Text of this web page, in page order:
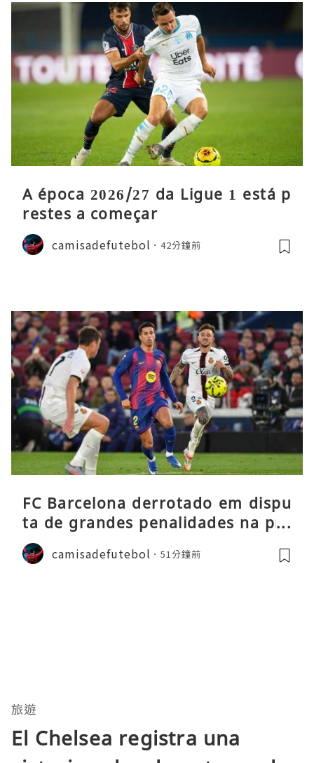
A época 2026/27 da Ligue 1 está p
restes a começar
camisadefutebol 42分鐘前
FC Barcelona derrotado em dispu
ta de grandes penalidades na pré
-época
camisadefutebol 51分鐘前
旅遊
El Chelsea registra una